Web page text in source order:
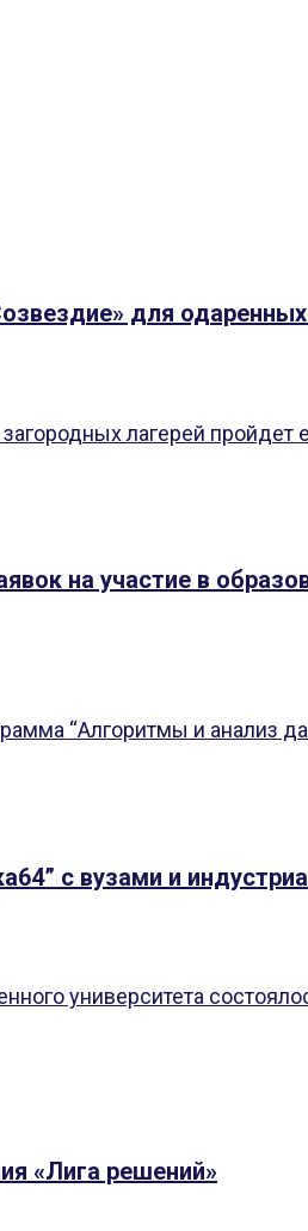
для
лагерей пройдет
на участие в
“Алгоритмы и анализ
с вузами и
университета
«Лига решений»